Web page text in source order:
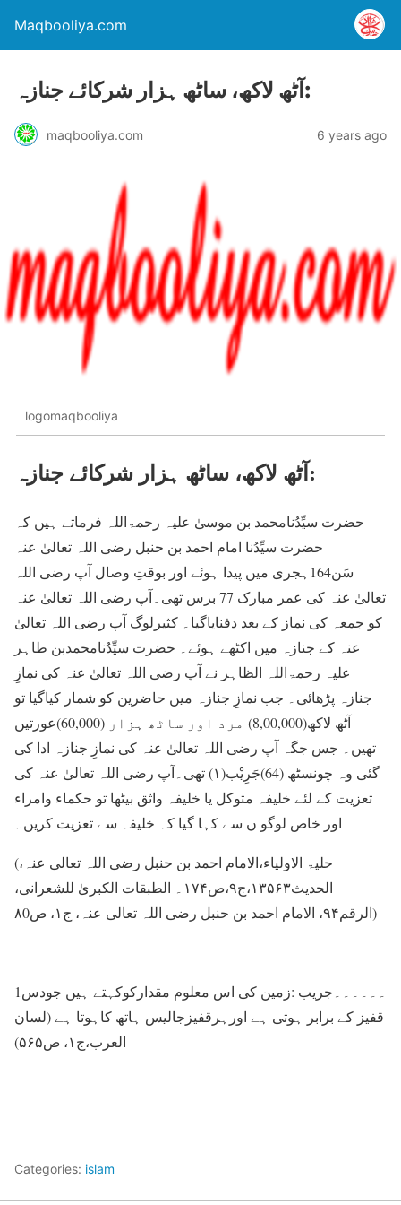
Maqbooliya.com
آٹھ لاکھ، ساٹھ ہزار شرکائے جنازہ:
maqbooliya.com 6 years ago
logomaqbooliya
آٹھ لاکھ، ساٹھ ہزار شرکائے جنازہ:
حضرت سیِّدُنامحمد بن موسیٰ علیہ رحمۃاللہ فرماتے ہیں کہ
حضرت سیِّدُنا امام احمد بن حنبل رضی اللہ تعالیٰ عنہ
سَن164ہجری میں پیدا ہوئے اور بوقتِ وصال آپ رضی اللہ
تعالیٰ عنہ کی عمر مبارک 77 برس تھی۔آپ رضی اللہ تعالیٰ عنہ
کو جمعہ کی نماز کے بعد دفنایاگیا۔ کثیرلوگ آپ رضی اللہ تعالیٰ
عنہ کے جنازہ میں اکٹھے ہوئے۔ حضرت سیِّدُنامحمدبن طاہر
علیہ رحمۃاللہ الظاہر نے آپ رضی اللہ تعالیٰ عنہ کی نمازِ
جنازہ پڑھائی۔ جب نمازِ جنازہ میں حاضرین کو شمار کیاگیا تو
آٹھ لاکھ(8,00,000) مرد اور ساٹھ ہزار (60,000)عورتیں
تھیں۔ جس جگہ آپ رضی اللہ تعالیٰ عنہ کی نمازِ جنازہ ادا کی
گئی وہ چونسٹھ (64)جَرِیْب(۱) تھی۔آپ رضی اللہ تعالیٰ عنہ کی
تعزیت کے لئے خلیفہ متوکل یا خلیفہ واثق بیٹھا تو حکماء وامراء
اور خاص لوگو ں سے کہا گیا کہ خلیفہ سے تعزیت کریں۔
(حلیۃ الاولیاء،الامام احمد بن حنبل رضی اللہ تعالی عنہ،
الحدیث۱۳۵۶۳،ج۹،ص۱۷۴۔ الطبقات الکبریٰ للشعرانی،
الرقم۹۴، الامام احمد بن حنبل رضی اللہ تعالی عنہ، ج۱، ص۸0)
1۔۔۔۔۔۔جریب :زمین کی اس معلوم مقدارکوکہتے ہيں جودس
قفیز کے برابر ہوتی ہے اورہرقفیزجالیس ہاتھ کاہوتا ہے (لسان
العرب،ج۱، ص۵۶۵)
Categories: islam